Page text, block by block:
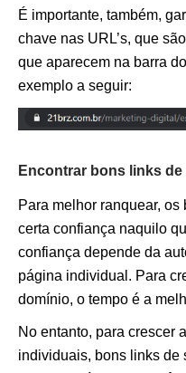
É importante, também,
chave nas URL’s, que
que aparecem na barra
exemplo a seguir:
Encontrar bons links de
Para melhor ranquear,
certa confiança naquilo
confiança depende da
página individual. Para
domínio, o tempo é a
No entanto, para crescer
individuais, bons links de